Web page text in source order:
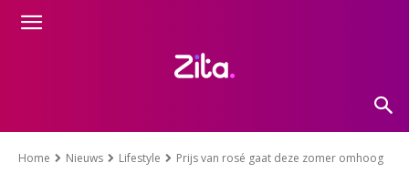
Home Nieuws Lifestyle Prijs van rosé gaat deze zomer omhoog